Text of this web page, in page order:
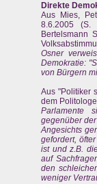
Direkte
Aus Mies,
8.6.2005 (S.
Bertelsmann
Osner
Demokratie:
von Bürgern
Aus "Politiker
dem
Parlamente
gegenüber
Angesichts
gefordert,
ist und z.B.
auf
den
weniger